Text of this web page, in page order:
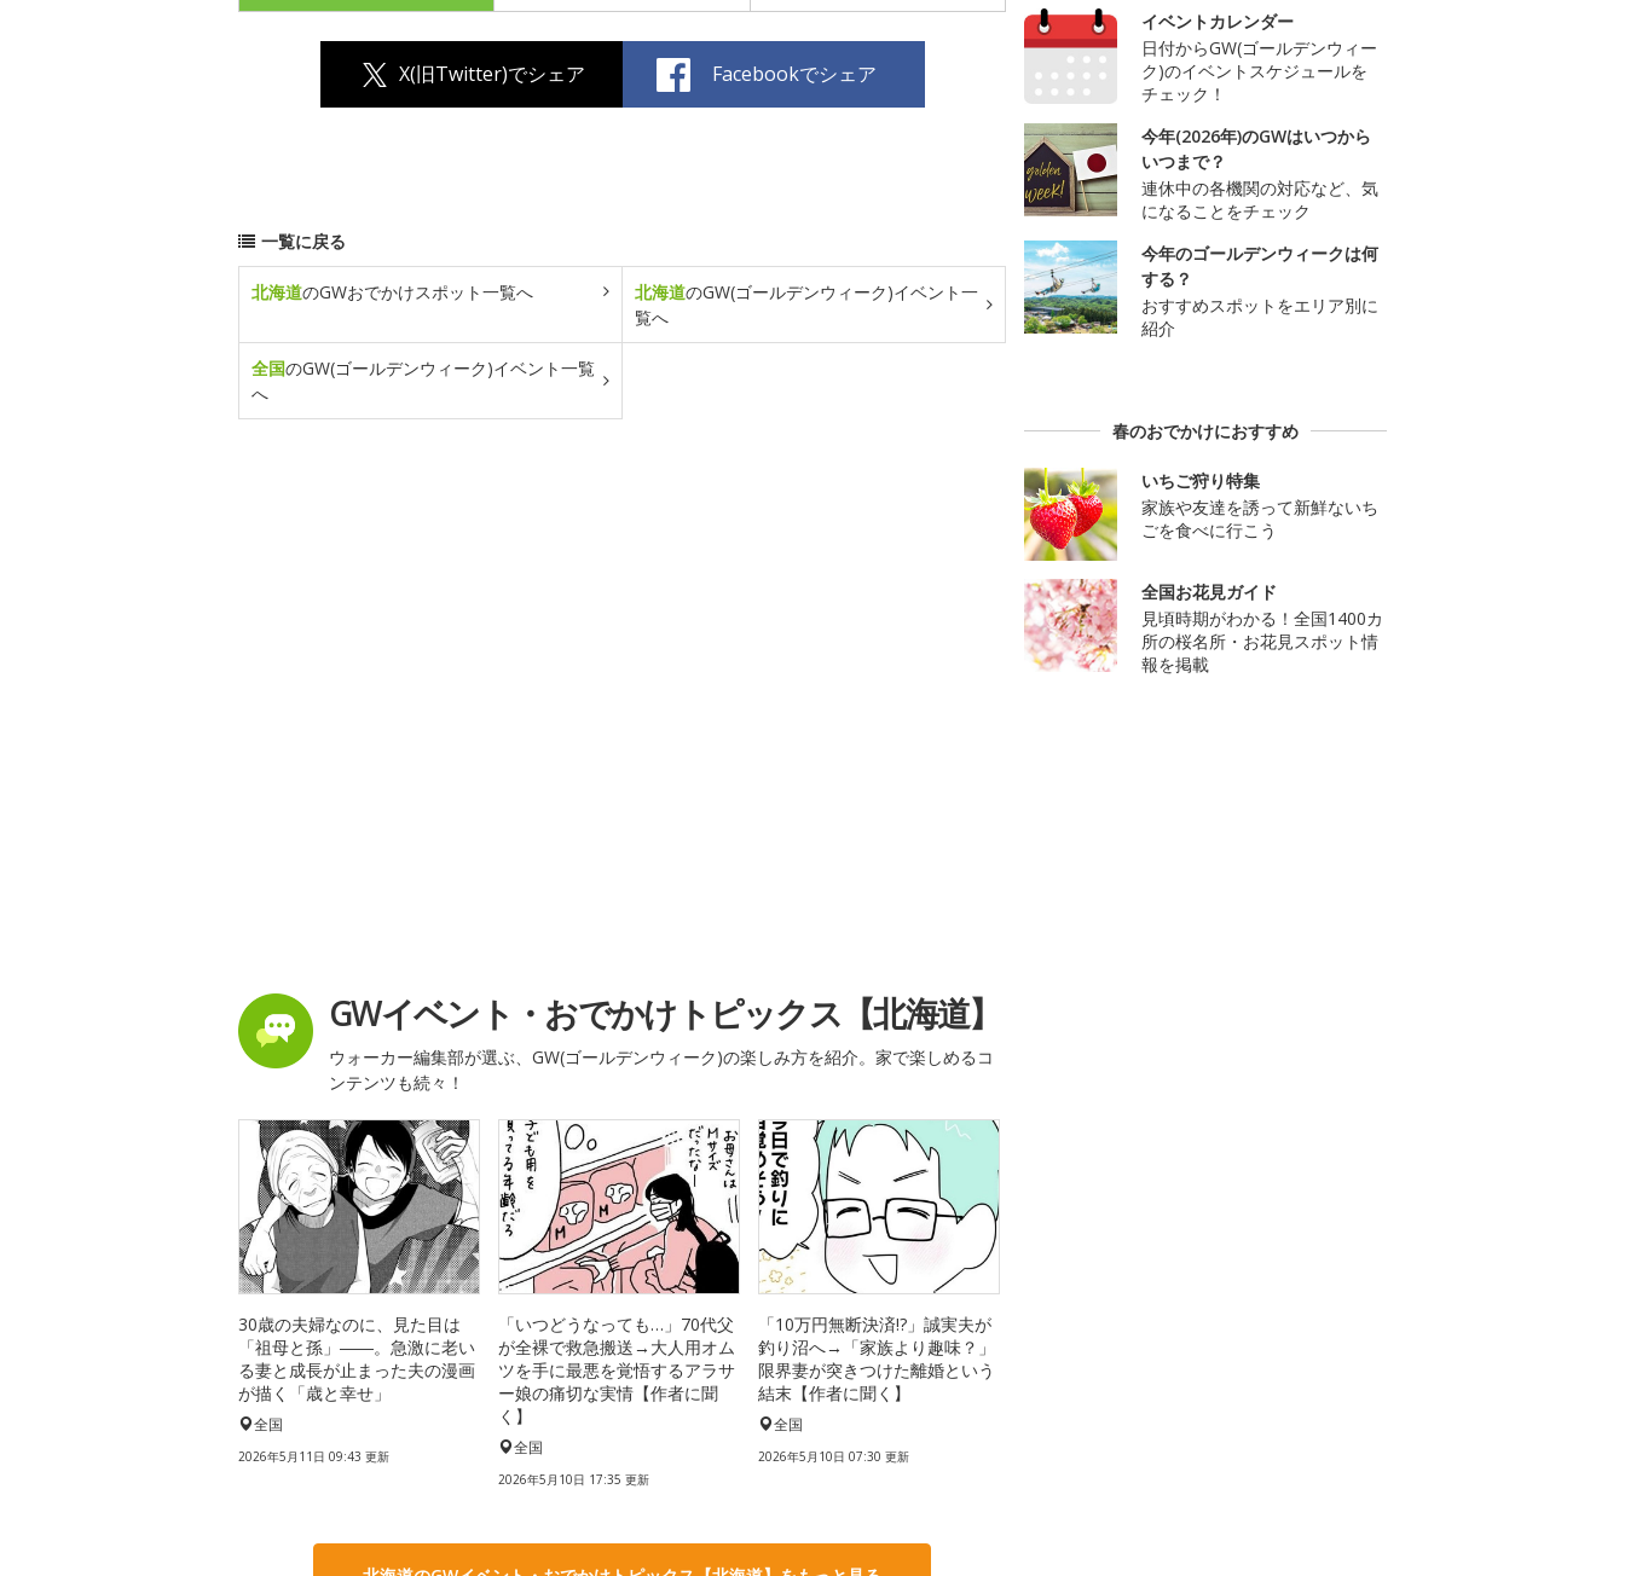
X(旧Twitter)でシェア Facebookでシェア
一覧に戻る
北海道のGWおでかけスポット一覧へ 北海道のGW(ゴールデンウィーク)イベント一
覧へ
全国のGW(ゴールデンウィーク)イベント一覧
へ
GWイベント・おでかけトピックス【北海道】
ウォーカー編集部が選ぶ、GW(ゴールデンウィーク)の楽しみ方を紹介。家で楽しめるコ
ンテンツも続々！
30歳の夫婦なのに、見た目は
「祖母と孫」――。急激に老い
る妻と成長が止まった夫の漫画
が描く「歳と幸せ」
全国
2026年5月11日 09:43 更新
「いつどうなっても…」70代父
が全裸で救急搬送→大人用オム
ツを手に最悪を覚悟するアラサ
ー娘の痛切な実情【作者に聞
く】
全国
2026年5月10日 17:35 更新
「10万円無断決済!?」誠実夫が
釣り沼へ→「家族より趣味？」
限界妻が突きつけた離婚という
結末【作者に聞く】
全国
2026年5月10日 07:30 更新
イベントカレンダー
日付からGW(ゴールデンウィー
ク)のイベントスケジュールを
チェック！
今年(2026年)のGWはいつから
いつまで？
連休中の各機関の対応など、気
になることをチェック
今年のゴールデンウィークは何
する？
おすすめスポットをエリア別に
紹介
春のおでかけにおすすめ
いちご狩り特集
家族や友達を誘って新鮮ないち
ごを食べに行こう
全国お花見ガイド
見頃時期がわかる！全国1400カ
所の桜名所・お花見スポット情
報を掲載